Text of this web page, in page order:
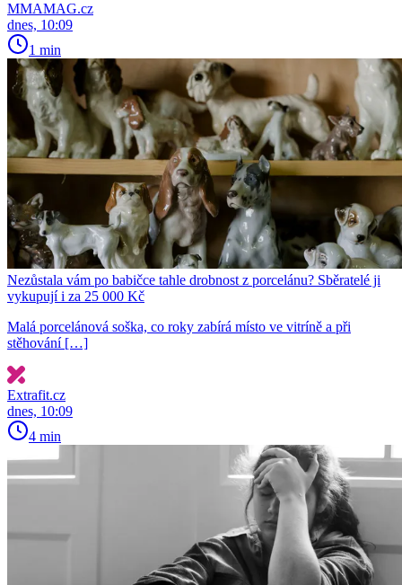
MMAMAG.cz
dnes, 10:09
1 min
Nezůstala vám po babičce tahle drobnost z porcelánu? Sběratelé ji
vykupují i za 25 000 Kč
Malá porcelánová soška, co roky zabírá místo ve vitríně a při
stěhování […]
Extrafit.cz
dnes, 10:09
4 min